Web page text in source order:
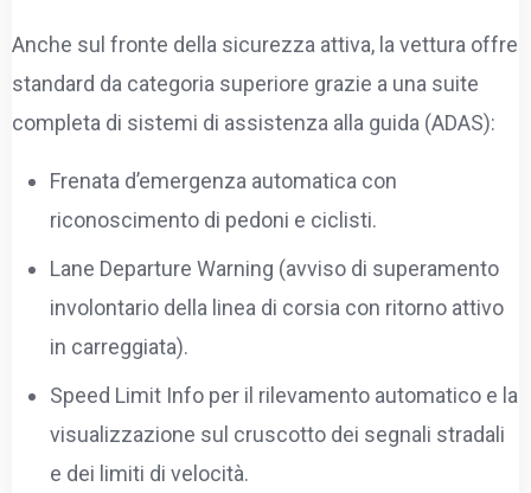
Anche sul fronte della sicurezza attiva, la vettura offre
standard da categoria superiore grazie a una suite
completa di sistemi di assistenza alla guida (ADAS):
Frenata d’emergenza automatica con
riconoscimento di pedoni e ciclisti.
Lane Departure Warning (avviso di superamento
involontario della linea di corsia con ritorno attivo
in carreggiata).
Speed Limit Info per il rilevamento automatico e la
visualizzazione sul cruscotto dei segnali stradali
e dei limiti di velocità.